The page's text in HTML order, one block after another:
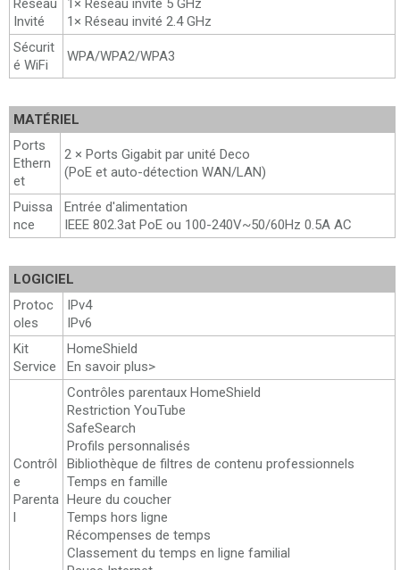
Réseau
Invité
1× Réseau invité 5 GHz
1× Réseau invité 2.4 GHz
Sécurit
é WiFi
WPA/WPA2/WPA3
MATÉRIEL
Ports
Ethern
et
2 × Ports Gigabit par unité Deco
(PoE et auto-détection WAN/LAN)
Puissa
nce
Entrée d'alimentation
IEEE 802.3at PoE ou 100-240V~50/60Hz 0.5A AC
LOGICIEL
Protoc
oles
IPv4
IPv6
Kit
Service
HomeShield
En savoir plus>
Contrôl
e
Parenta
l
Contrôles parentaux HomeShield
Restriction YouTube
SafeSearch
Profils personnalisés
Bibliothèque de filtres de contenu professionnels
Temps en famille
Heure du coucher
Temps hors ligne
Récompenses de temps
Classement du temps en ligne familial